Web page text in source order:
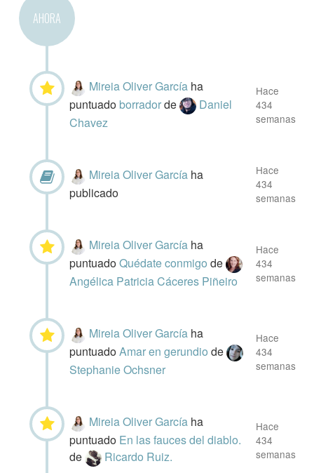
AHORA
Mireia Oliver García ha
puntuado borradorde
Daniel
Chavez
Hace
434
semanas
Mireia Oliver García ha
publicado
Hace
434
semanas
Mireia Oliver García ha
puntuadoQuédate conmigode
Angélica Patricia Cáceres Piñeiro
Hace
434
semanas
Mireia Oliver García ha
puntuadoAmar en gerundiode
Stephanie Ochsner
Hace
434
semanas
Mireia Oliver García ha
puntuado En las fauces del diablo.
de
Ricardo Ruiz.
Hace
434
semanas